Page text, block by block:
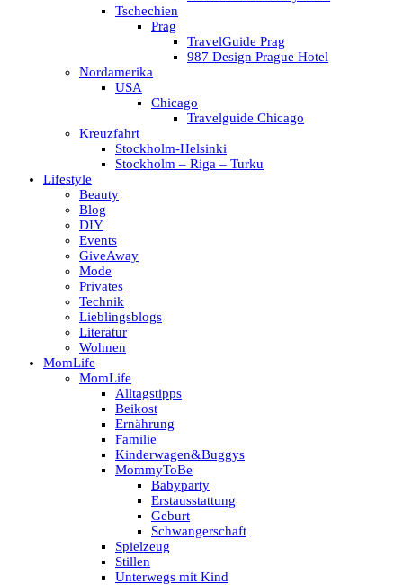
Tschechien
Prag
TravelGuide Prag
987 Design Prague Hotel
Nordamerika
USA
Chicago
Travelguide Chicago
Kreuzfahrt
Stockholm-Helsinki
Stockholm – Riga – Turku
Lifestyle
Beauty
Blog
DIY
Events
GiveAway
Mode
Privates
Technik
Lieblingsblogs
Literatur
Wohnen
MomLife
MomLife
Alltagstipps
Beikost
Ernährung
Familie
Kinderwagen&Buggys
MommyToBe
Babyparty
Erstausstattung
Geburt
Schwangerschaft
Spielzeug
Stillen
Unterwegs mit Kind